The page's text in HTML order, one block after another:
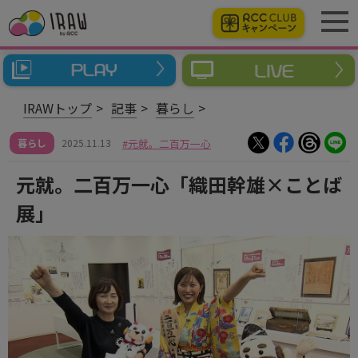
IRAWトップ 記事 暮らし
暮らし 2025.11.13 元就。二百万一心
元就。二百万一心「織田幹雄×ことば
展」